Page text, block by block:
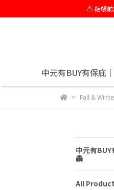
⚠️ 結帳前
中元有BUY有保庇
Fall &
中元有
👻
All